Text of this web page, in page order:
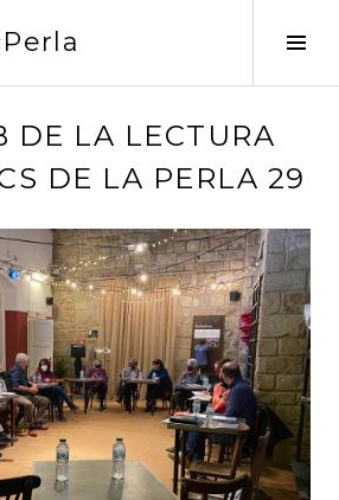
1
/
4
/
2
0
2
2
DE LA LECTURA
DE LA PERLA 29